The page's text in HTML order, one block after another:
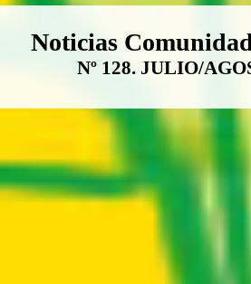
Boletín Noticias
Noticias
Nº 128. JULIO/